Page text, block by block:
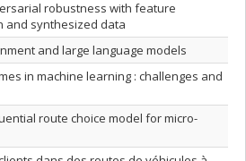
robustness with feature
and synthesized data
and large language models
in machine learning : challenges and
route choice model for micro-